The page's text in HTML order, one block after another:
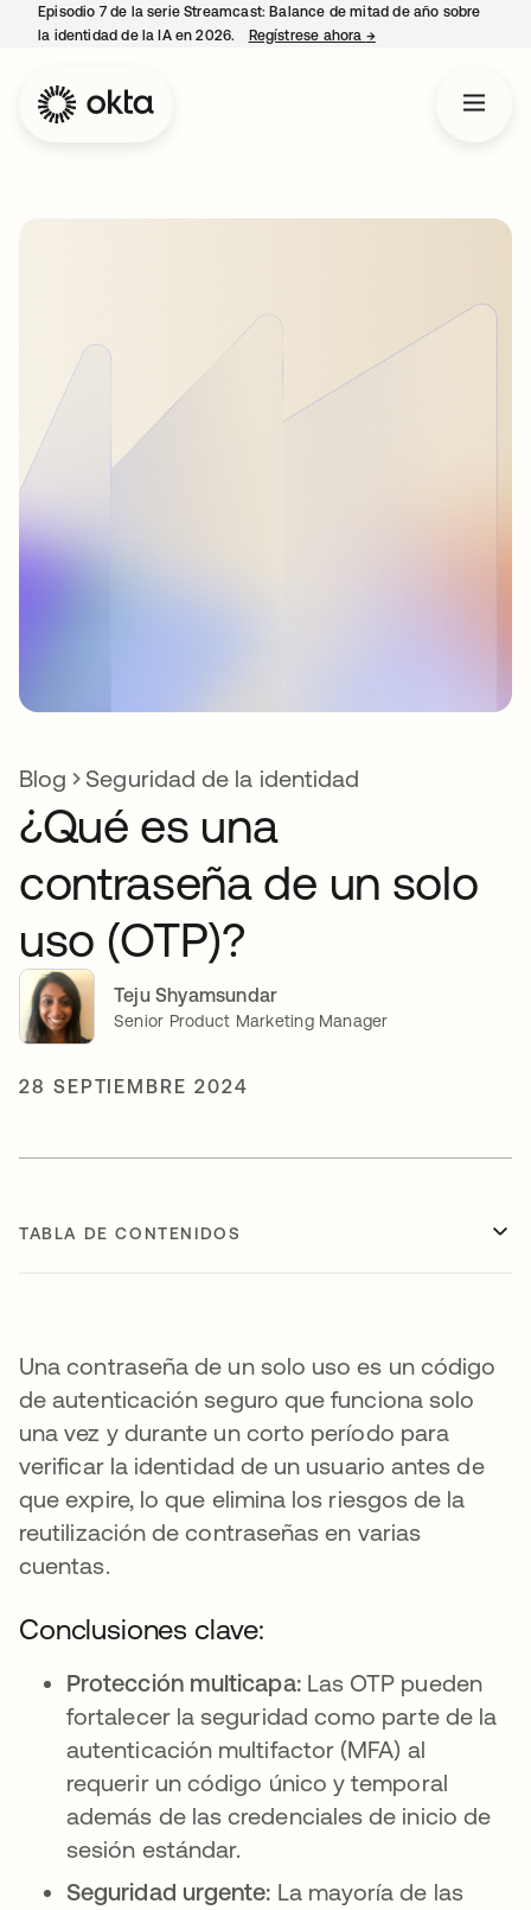
Episodio 7 de la serie Streamcast: Balance de mitad de año sobre
la identidad de la IA en 2026.
Regístrese ahora →se abre en una
Blog Seguridad de la identidad
¿Qué es una
contraseña de un solo
uso (OTP)?
Teju Shyamsundar
Senior Product Marketing Manager
28 SEPTIEMBRE 2024
TABLA DE CONTENIDOS
Una contraseña de un solo uso es un código
de autenticación seguro que funciona solo
una vez y durante un corto período para
verificar la identidad de un usuario antes de
que expire, lo que elimina los riesgos de la
reutilización de contraseñas en varias
cuentas.
Conclusiones clave:
Protección multicapa: Las OTP pueden
fortalecer la seguridad como parte de la
autenticación multifactor (MFA) al
requerir un código único y temporal
además de las credenciales de inicio de
sesión estándar.
Seguridad urgente: La mayoría de las